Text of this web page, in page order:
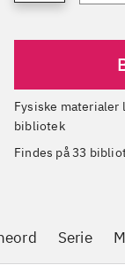
Fysiske materialer leveres til dit lokale
bibliotek
Findes på 33
Serie